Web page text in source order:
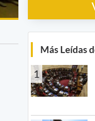
Más Leídas
1